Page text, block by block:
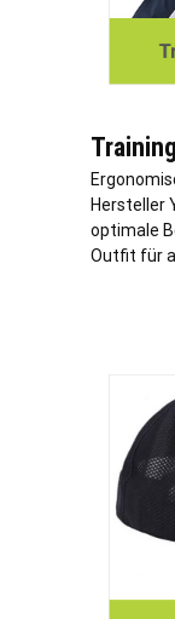
Hersteller
optimale
Outfit für